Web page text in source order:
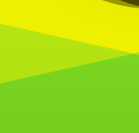
Unsere